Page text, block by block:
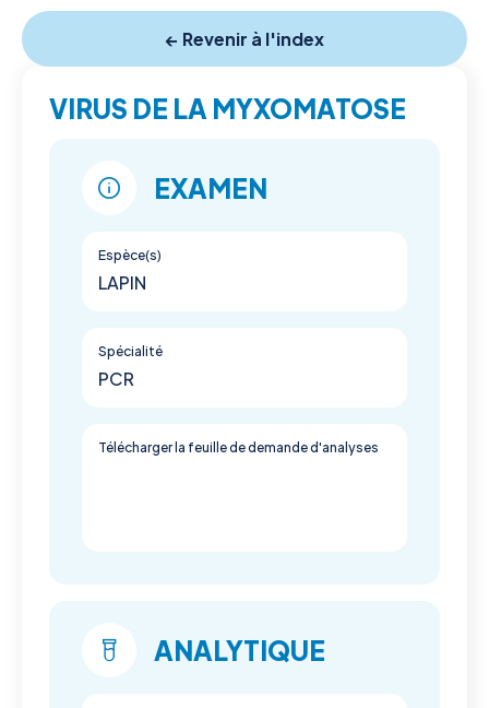
← Revenir à l'index
VIRUS DE LA MYXOMATOSE
EXAMEN
Espèce(s)
LAPIN
Spécialité
PCR
Télécharger la feuille de demande d'analyses
ANALYTIQUE